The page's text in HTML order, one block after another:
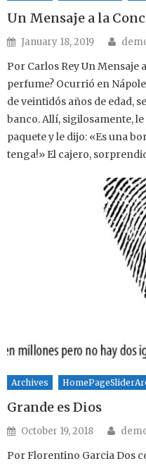
Un Mensaje a la
Posted on
January 18, 2019
Por Carlos Rey Un Mensaje
perfume? Ocurrió en
de veintidós años de edad,
banco. Allí, sigilosamente,
paquete y le dijo: «Es una
tenga!» El cajero,
Archives
Grande es Dios
Posted on
October 19, 2018
Por Florentino Garcia Dos